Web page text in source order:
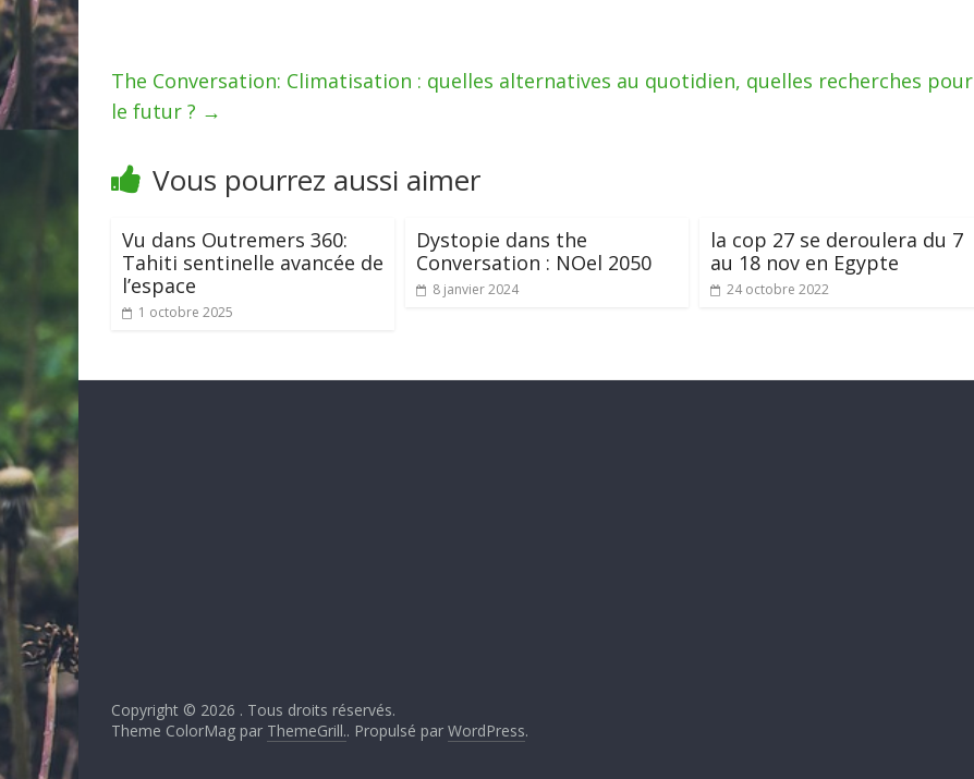
The Conversation: Climatisation : quelles alternatives au quotidien, quelles recherches pour
le futur ? →
Vous pourrez aussi aimer
Vu dans Outremers 360:
Tahiti sentinelle avancée de
l’espace
1 octobre 2025
Dystopie dans the
Conversation : NOel 2050
8 janvier 2024
la cop 27 se deroulera du 7
au 18 nov en Egypte
24 octobre 2022
Copyright © 2026 . Tous droits réservés.
Theme ColorMag par ThemeGrill.. Propulsé par WordPress.